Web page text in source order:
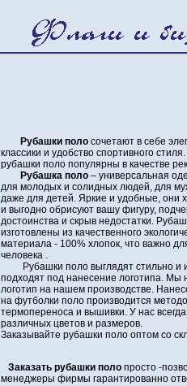
Рубашки поло сочетают в себе
классики и удобство спортивного
рубашки поло популярны в качестве
Рубашка поло – универсальная
для молодых и солидных людей, для
даже для детей. Яркие и удобные, они
и выгодно обрисуют вашу фигуру,
достоинства и скрыв недостатки.
изготовлены из качественного
материала - 100% хлопок, что важно
человека .
Рубашки поло выглядят стильно и
подходят под нанесение логотипа. Мы
логотип на нашем производстве.
на футболки поло производится
термопереноса и вышивки. У нас
различных цветов и размеров.
Заказывайте рубашки поло оптом со
Заказать рубашки поло просто -
менеджеры фирмы гарантированно